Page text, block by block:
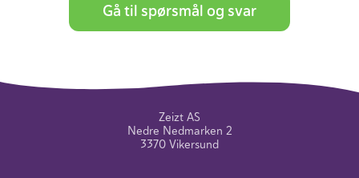
Gå til spørsmål og svar
Zeizt AS
Nedre Nedmarken 2
3370 Vikersund